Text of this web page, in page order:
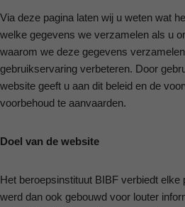
Via deze pagina laten wij u weten wat
welke gegevens we verzamelen als u
waarom we deze gegevens
gebruikservaring verbeteren. Door
website geeft u aan dit beleid en de
voorbehoud te aanvaarden.
Doel van de website
Het beroepsinstituut BIBF verbiedt elke
werd dan ook gebouwd voor louter